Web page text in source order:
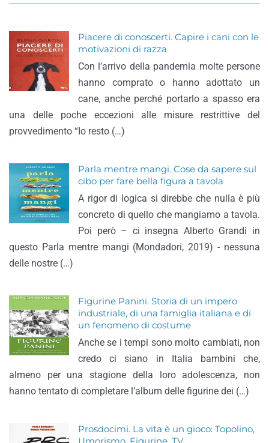
Piacere di conoscerti. Capire i cani con le
motivazioni di razza
Con l’arrivo della pandemia molte persone
hanno comprato o hanno adottato un
cane, anche perché portarlo a spasso era
una delle poche eccezioni alle misure restrittive del
provvedimento “Io resto (…)
Parla mentre mangi. Cose da sapere sul
cibo per fare bella figura a tavola
A rigor di logica si direbbe che nulla è più
concreto di quello che mangiamo a tavola.
Poi però – ci insegna Alberto Grandi in
questo Parla mentre mangi (Mondadori, 2019) - nessuna
delle nostre (…)
Figurine Panini. Storia di un impero
industriale, di una famiglia italiana e di
un fenomeno di costume
Anche se i tempi sono molto cambiati, non
credo ci siano in Italia bambini che,
almeno per una stagione della loro adolescenza, non
hanno tentato di completare l’album delle figurine dei (…)
Prosdocimi. La vita è un gioco: Topolino,